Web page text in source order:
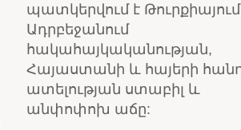
պատկերվում է
Ադրբեջանում
հակահայկականության,
Հայաստանի և հայերի
ատելության ստաբիլ և
անփոփոխ աճը: